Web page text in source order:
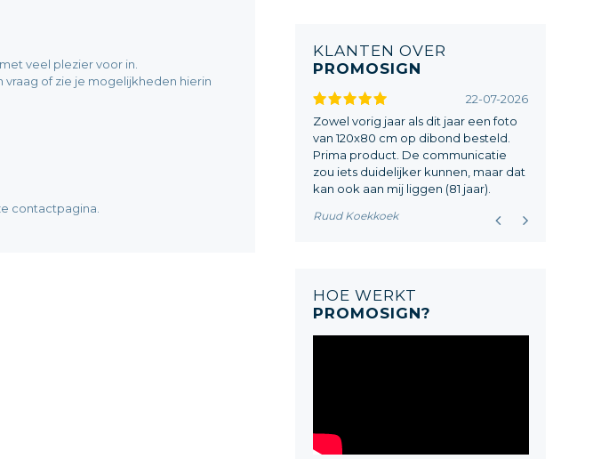
veel plezier voor in.
of zie je mogelijkheden hierin
contactpagina.
KLANTEN OVER
PROMOSIGN
vind dat de
22-07-2026
Zowel vorig jaar als dit jaar een foto
van 120x80 cm op dibond besteld.
Prima product. De communicatie
zou iets duidelijker kunnen, maar dat
kan ook aan mij liggen (81 jaar).
Ruud Koekkoek
HOE WERKT
PROMOSIGN?